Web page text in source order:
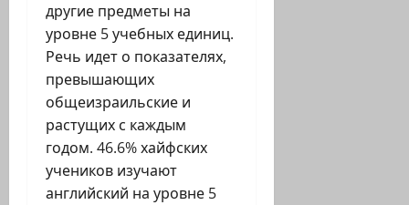
другие предметы на
уровне 5 учебных единиц.
Речь идет о показателях,
превышающих
общеизраильские и
растущих с каждым
годом. 46.6% хайфских
учеников изучают
английский на уровне 5